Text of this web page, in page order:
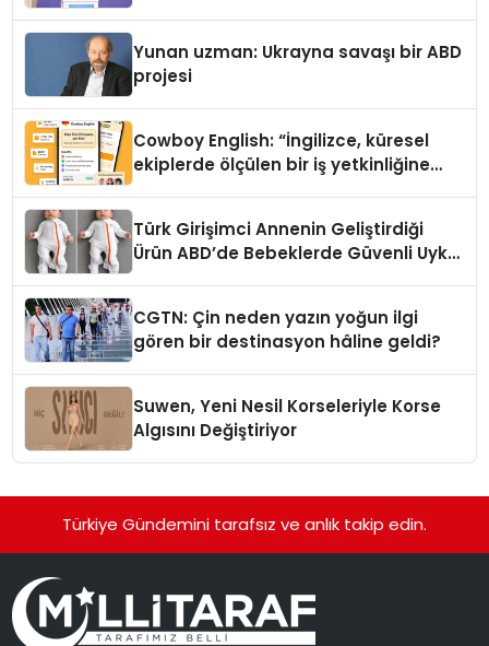
Yunan uzman: Ukrayna savaşı bir ABD
projesi
Cowboy English: “İngilizce, küresel
ekiplerde ölçülen bir iş yetkinliğine
Türk Girişimci Annenin Geliştirdiği
Ürün ABD’de Bebeklerde Güvenli Uyku
CGTN: Çin neden yazın yoğun ilgi
gören bir destinasyon hâline geldi?
Suwen, Yeni Nesil Korseleriyle Korse
Algısını Değiştiriyor
Türkiye Gündemini tarafsız ve anlık takip edin.